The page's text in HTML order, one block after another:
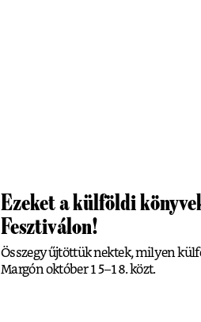
Ezeket a külföldi
Fesztiválon!
Összegyűjtöttük nektek, milyen
Margón október 15–18. közt.